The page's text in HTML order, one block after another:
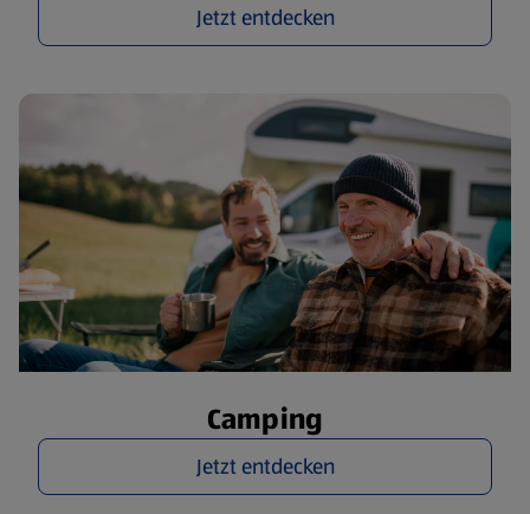
Jetzt entdecken
Camping
Jetzt entdecken